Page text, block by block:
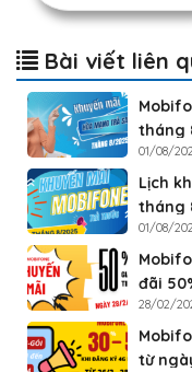
Bài viết liên
tháng
01/08/
Lịch
tháng
01/08/
đãi
28/02/
từ